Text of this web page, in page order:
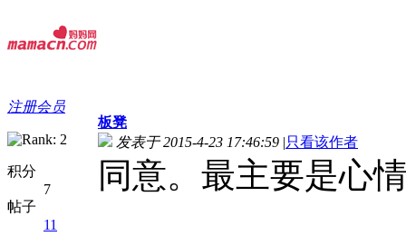
注册会员
积分
7
帖子
11
板凳
发表于 2015-4-23 17:46:59 |只看该作者
同意。最主要是心